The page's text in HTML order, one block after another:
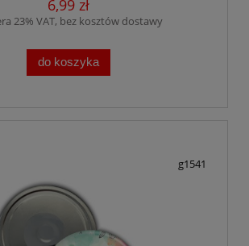
6,99 zł
23% VAT, bez kosztów dostawy
do koszyka
g1541